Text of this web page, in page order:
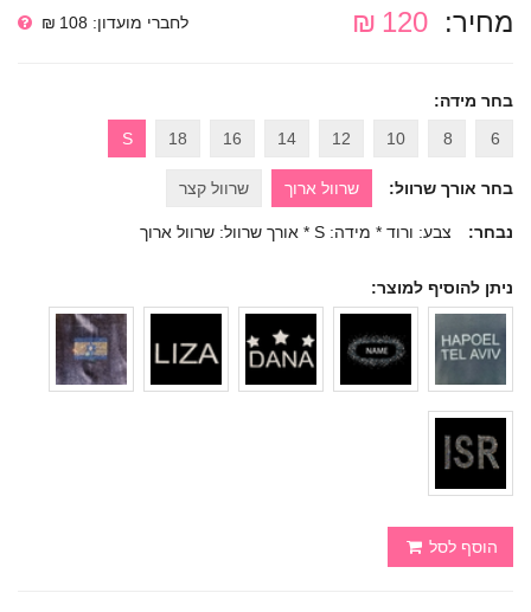
מחיר: 120 ₪ לחברי מועדון: 108 ₪
בחר מידה:
6
8
10
12
14
16
18
S
בחר אורך שרוול: שרוול ארוך שרוול קצר
נבחר: צבע: ורוד * מידה: S * אורך שרוול: שרוול ארוך
ניתן להוסיף למוצר:
הוסף לסל